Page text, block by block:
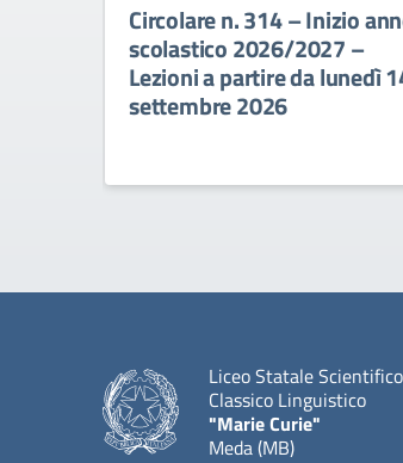
Circolare n. 314 – Inizio
scolastico 2026/2027 –
Lezioni a partire da lunedì
settembre 2026
Liceo Statale Scientifico
Classico Linguistico
"Marie Curie"
Meda (MB)